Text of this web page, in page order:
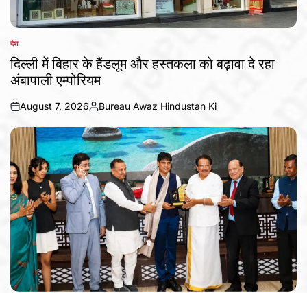
POSTED
IN
देश
दिल्ली में बिहार के हैंडलूम और हस्तकला को बढ़ावा दे रहा
अंबापाली एम्पोरियम
on
August 7, 2026
Posted
by
Bureau Awaz Hindustan Ki